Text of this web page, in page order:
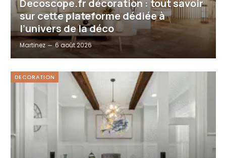
Decoscope.fr décoration : tout savoir
sur cette plateforme dédiée à
l’univers de la déco
Martinez 6 août 2026
DECORATION